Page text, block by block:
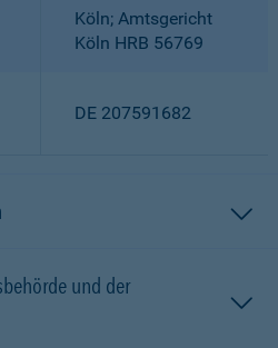
Köln; Amtsgericht
Köln HRB 56769
DE 207591682
und der